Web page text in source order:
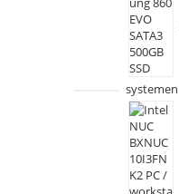
systemen